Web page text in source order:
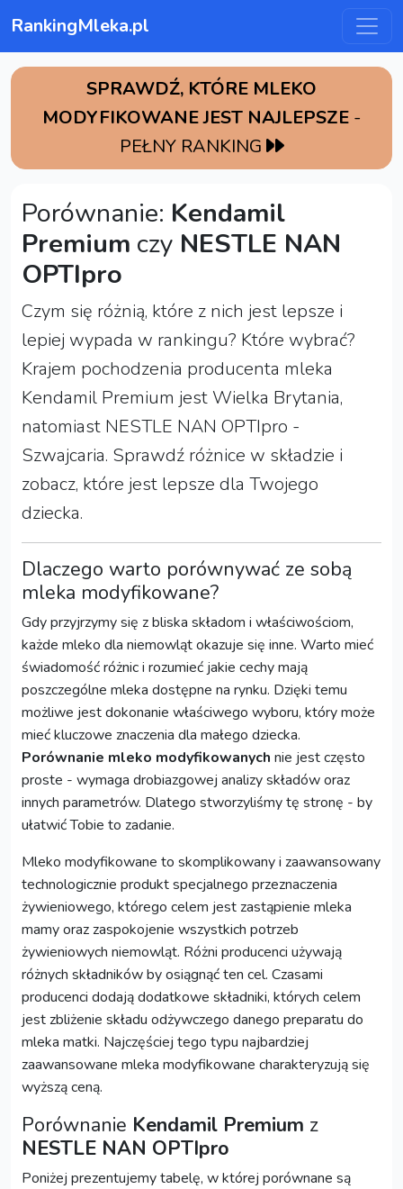
RankingMleka.pl
SPRAWDŹ, KTÓRE MLEKO
MODYFIKOWANE JEST NAJLEPSZE -
PEŁNY RANKING
Porównanie: Kendamil
Premium czy NESTLE NAN
OPTIpro
Czym się różnią, które z nich jest lepsze i
lepiej wypada w rankingu? Które wybrać?
Krajem pochodzenia producenta mleka
Kendamil Premium jest Wielka Brytania,
natomiast NESTLE NAN OPTIpro -
Szwajcaria. Sprawdź różnice w składzie i
zobacz, które jest lepsze dla Twojego
dziecka.
Dlaczego warto porównywać ze sobą
mleka modyfikowane?
Gdy przyjrzymy się z bliska składom i właściwościom,
każde mleko dla niemowląt okazuje się inne. Warto mieć
świadomość różnic i rozumieć jakie cechy mają
poszczególne mleka dostępne na rynku. Dzięki temu
możliwe jest dokonanie właściwego wyboru, który może
mieć kluczowe znaczenia dla małego dziecka.
Porównanie mleko modyfikowanych nie jest często
proste - wymaga drobiazgowej analizy składów oraz
innych parametrów. Dlatego stworzyliśmy tę stronę - by
ułatwić Tobie to zadanie.
Mleko modyfikowane to skomplikowany i zaawansowany
technologicznie produkt specjalnego przeznaczenia
żywieniowego, którego celem jest zastąpienie mleka
mamy oraz zaspokojenie wszystkich potrzeb
żywieniowych niemowląt. Różni producenci używają
różnych składników by osiągnąć ten cel. Czasami
producenci dodają dodatkowe składniki, których celem
jest zbliżenie składu odżywczego danego preparatu do
mleka matki. Najczęściej tego typu najbardziej
zaawansowane mleka modyfikowane charakteryzują się
wyższą ceną.
Porównanie Kendamil Premium z
NESTLE NAN OPTIpro
Poniżej prezentujemy tabelę, w której porównane są